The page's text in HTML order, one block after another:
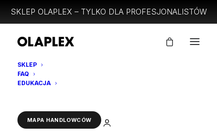
SKLEP OLAPLEX – TYLKO DLA PROFESJONALISTÓW
SKLEP
FAQ
EDUKACJA
MAPA HANDLOWCÓW ZALOGUJ
No.5P BLONDE ENHANCER TONING CONDITIONER 1000ml
20146313